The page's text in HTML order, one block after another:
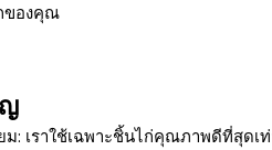
ของคุณ
: เราใช้เฉพาะชิ้นไก่คุณภาพดีที่สุด